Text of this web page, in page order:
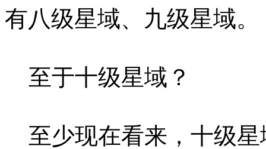
有八级星域、九级星域。
至于十级星域？
至少现在看来，十级星